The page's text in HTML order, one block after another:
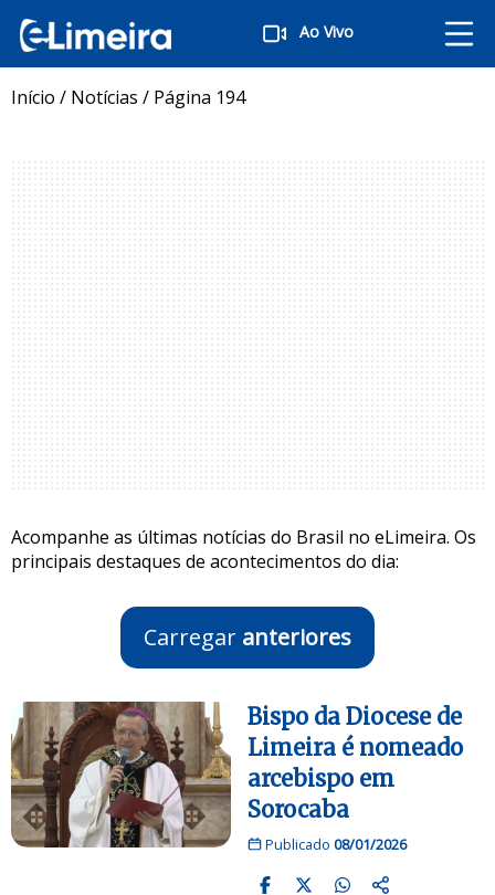
Ao Vivo
Início / Notícias / Página 194
Acompanhe as últimas notícias do Brasil no eLimeira. Os
principais destaques de acontecimentos do dia:
Carregar anteriores
Bispo da Diocese de
Limeira é nomeado
arcebispo em
Sorocaba
Publicado 08/01/2026